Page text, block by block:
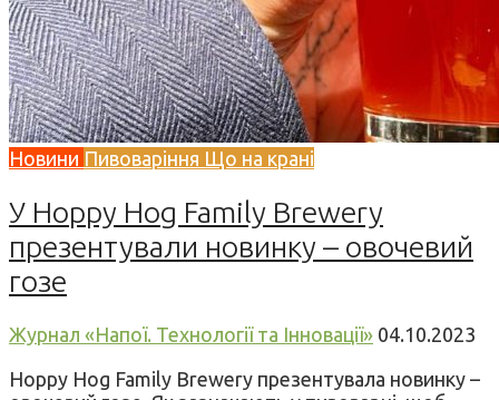
Новини Пивоваріння Що на крані
У Hoppy Hog Family Brewery
презентували новинку – овочевий
гозе
Журнал «Напої. Технології та Інновації» 04.10.2023
Hoppy Hog Family Brewery презентувала новинку –